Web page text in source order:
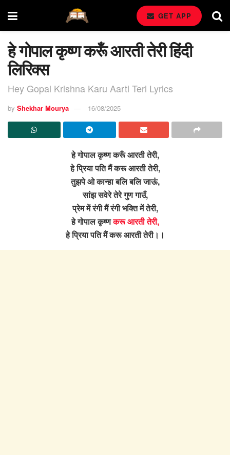
GET APP
हे गोपाल कृष्ण करूँ आरती तेरी हिंदी
लिरिक्स
Hey Gopal Krishna Karu Aarti Teri Lyrics
by Shekhar Mourya 16/08/2025
हे गोपाल कृष्ण करूँ आरती तेरी,
हे प्रिया पति मैं करू आरती तेरी,
तुझपे ओ कान्हा बलि बलि जाऊं,
सांझ सवेरे तेरे गुण गाउँ,
प्रेम में रंगी मैं रंगी भक्ति में तेरी,
हे गोपाल कृष्णकरू आरती तेरी,
हे प्रिया पति मैं करू आरती तेरी।।